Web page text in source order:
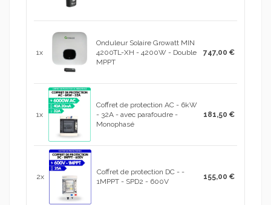
1x
Onduleur Solaire Growatt MIN
4200TL-XH - 4200W - Double
MPPT
747,00 €
1x
Coffret de protection AC - 6kW
- 32A - avec parafoudre -
Monophasé
181,50 €
2x
Coffret de protection DC - -
1MPPT - SPD2 - 600V
155,00 €